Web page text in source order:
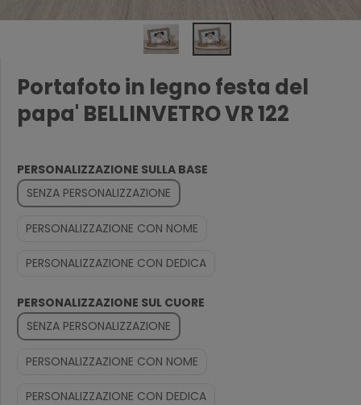
Portafoto in legno festa del
papa' BELLINVETRO VR 122
PERSONALIZZAZIONE SULLA BASE
SENZA PERSONALIZZAZIONE
PERSONALIZZAZIONE CON NOME
PERSONALIZZAZIONE CON DEDICA
PERSONALIZZAZIONE SUL CUORE
SENZA PERSONALIZZAZIONE
PERSONALIZZAZIONE CON NOME
PERSONALIZZAZIONE CON DEDICA